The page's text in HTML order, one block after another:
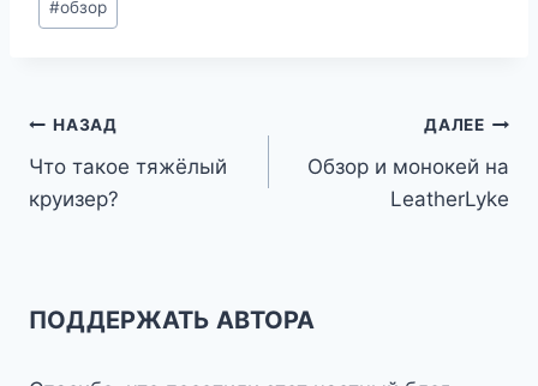
#обзор
Навигация
по
НАЗАД
Что такое тяжёлый
круизер?
ДАЛЕЕ
Обзор и монокей на
LeatherLyke
ПОДДЕРЖАТЬ АВТОРА